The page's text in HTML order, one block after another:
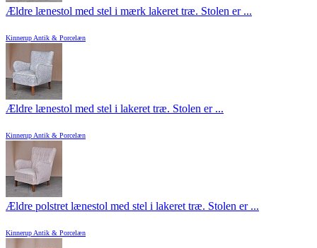
Ældre lænestol med stel i mærk lakeret træ. Stolen er ...
Kinnerup Antik & Porcelæn
Ældre lænestol med stel i lakeret træ. Stolen er ...
Kinnerup Antik & Porcelæn
Ældre polstret lænestol med stel i lakeret træ. Stolen er ...
Kinnerup Antik & Porcelæn